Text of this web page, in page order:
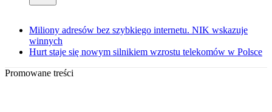
Miliony adresów bez szybkiego internetu. NIK wskazuje
winnych
Hurt staje się nowym silnikiem wzrostu telekomów w Polsce
Promowane treści